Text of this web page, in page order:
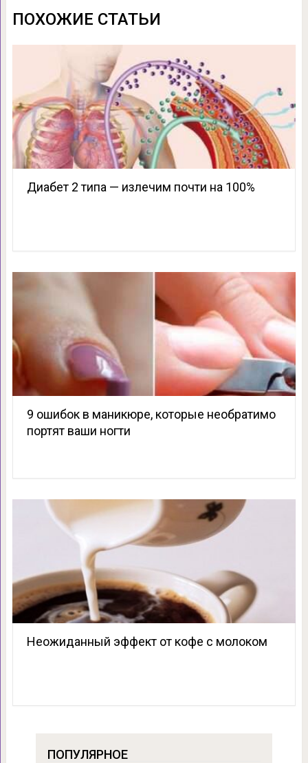
ПОХОЖИЕ СТАТЬИ
Диабет 2 типа — излечим почти на 100%
9 ошибок в маникюре, которые необратимо
портят ваши ногти
Неожиданный эффект от кофе с молоком
ПОПУЛЯРНОЕ